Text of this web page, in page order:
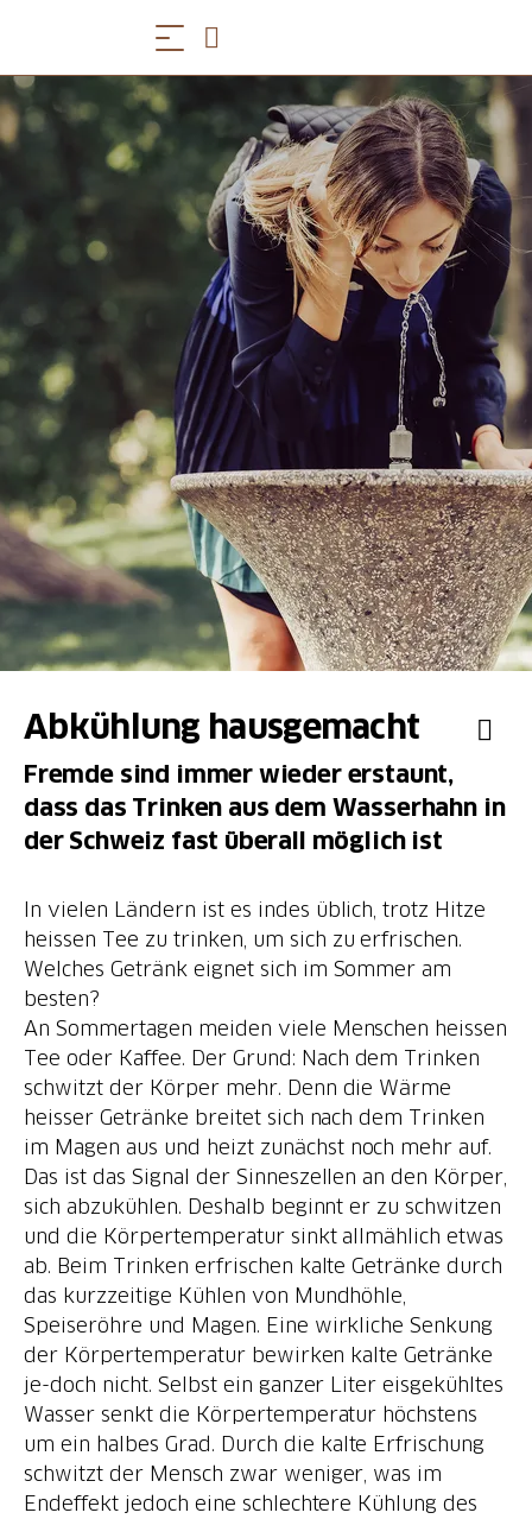
Abkühlung hausgemacht
Fremde sind immer wieder erstaunt,
dass das Trinken aus dem Wasserhahn in
der Schweiz fast überall möglich ist
In vielen Ländern ist es indes üblich, trotz Hitze
heissen Tee zu trinken, um sich zu erfrischen.
Welches Getränk eignet sich im Sommer am
besten?
An Sommertagen meiden viele Menschen heissen
Tee oder Kaffee. Der Grund: Nach dem Trinken
schwitzt der Körper mehr. Denn die Wärme
heisser Getränke breitet sich nach dem Trinken
im Magen aus und heizt zunächst noch mehr auf.
Das ist das Signal der Sinneszellen an den Körper,
sich abzukühlen. Deshalb beginnt er zu schwitzen
und die Körpertemperatur sinkt allmählich etwas
ab. Beim Trinken erfrischen kalte Getränke durch
das kurzzeitige Kühlen von Mundhöhle,
Speiseröhre und Magen. Eine wirkliche Senkung
der Körpertemperatur bewirken kalte Getränke
je-doch nicht. Selbst ein ganzer Liter eisgekühltes
Wasser senkt die Körpertemperatur höchstens
um ein halbes Grad. Durch die kalte Erfrischung
schwitzt der Mensch zwar weniger, was im
Endeffekt jedoch eine schlechtere Kühlung des